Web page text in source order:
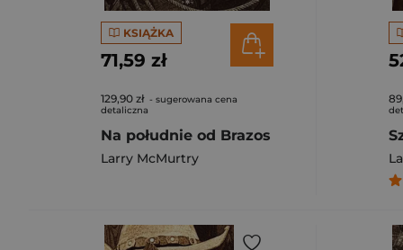
KSIĄŻKA
71,59 zł
129,90 zł - sugerowana cena
detaliczna
Na południe od Brazos
Larry McMurtry